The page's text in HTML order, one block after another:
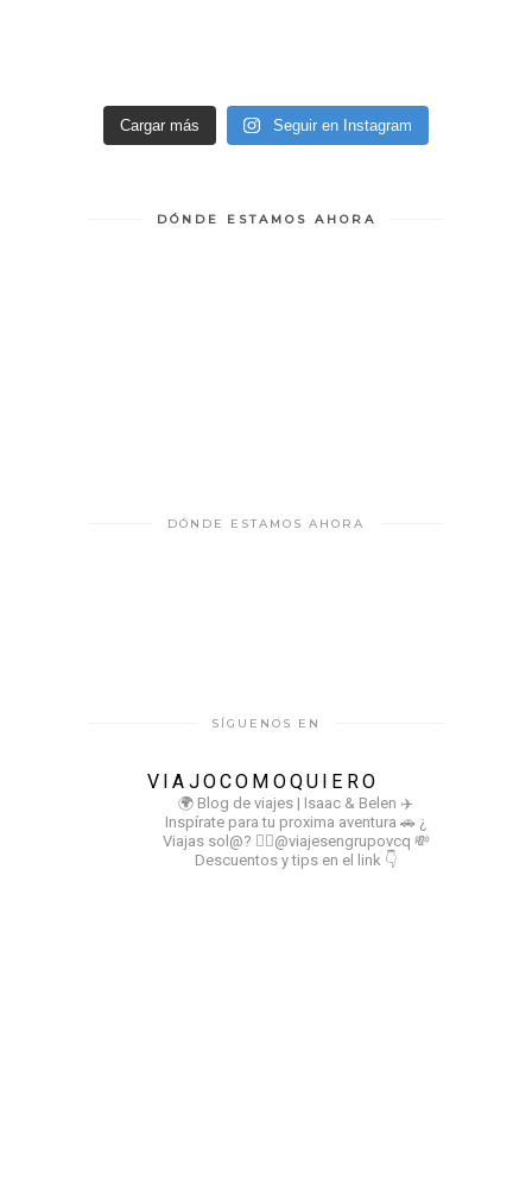
Cargar más Seguir en Instagram
DÓNDE ESTAMOS AHORA
DÓNDE ESTAMOS AHORA
SÍGUENOS EN
VIAJOCOMOQUIERO
🌍 Blog de viajes | Isaac & Belen ✈️
Inspírate para tu proxima aventura 🚗 ¿
Viajas sol@? 👉🏻@viajesengrupovcq 💸
Descuentos y tips en el link 👇